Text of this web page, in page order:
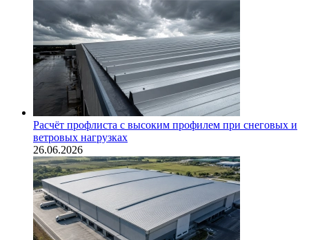
Расчёт профлиста с высоким профилем при снеговых и
ветровых нагрузках
26.06.2026